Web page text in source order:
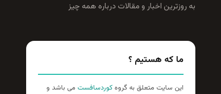
به روزترين اخبار و مقالات درباره همه چيز
ما که هستیم ؟
این سایت متعلق به گروهکوردسافست می باشد و